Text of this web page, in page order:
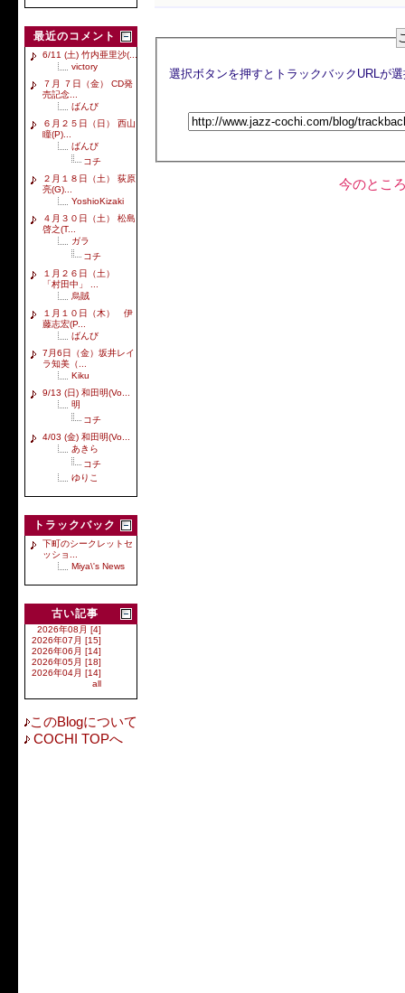
最近のコメント
6/11 (土) 竹内亜里沙(...
victory
７月 ７日（金） CD発
売記念...
ばんび
６月２５日（日） 西山
瞳(P)...
ばんび
コチ
２月１８日（土） 荻原
亮(G)...
YoshioKizaki
４月３０日（土） 松島
啓之(T...
ガラ
コチ
１月２６日（土）
「村田中」 ...
烏賊
１月１０日（木） 伊
藤志宏(P...
ばんび
7月6日（金）坂井レイ
ラ知美（...
Kiku
9/13 (日) 和田明(Vo...
明
コチ
4/03 (金) 和田明(Vo...
あきら
コチ
ゆりこ
トラックバック
下町のシークレットセ
ッショ...
Miya\'s News
古い記事
2026年08月 [4]
2026年07月 [15]
2026年06月 [14]
2026年05月 [18]
2026年04月 [14]
all
このBlogについて
COCHI TOPへ
今のとこ